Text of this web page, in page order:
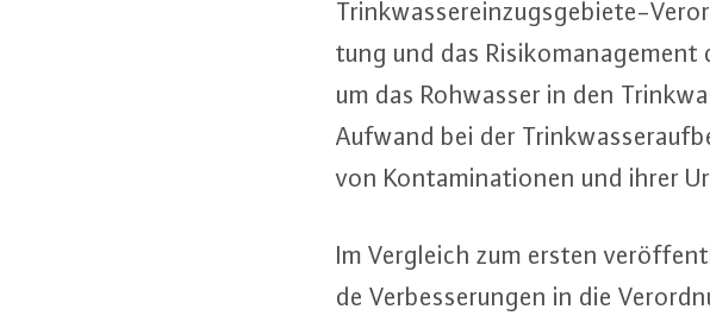
Trink­was­ser­ein­zugs­ge­bie­te-
tung und das
um das Rohwasser in den
Aufwand bei der
von Kon­ta­mi­na­tio­nen und ihrer
Im Vergleich zum ersten
de Ver­bes­se­run­gen in die